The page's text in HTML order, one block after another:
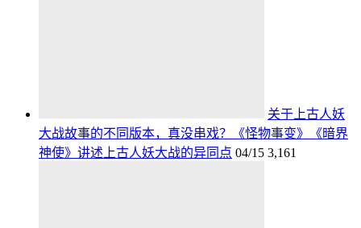
关于上古人妖
大战故事的不同版本，真没串戏？《怪物事变》《暗界
神使》讲述上古人妖大战的异同点 04/15 3,161